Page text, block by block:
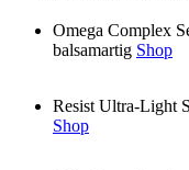
Omega Complex
balsamartig Shop
Resist Ultra-Light
Shop